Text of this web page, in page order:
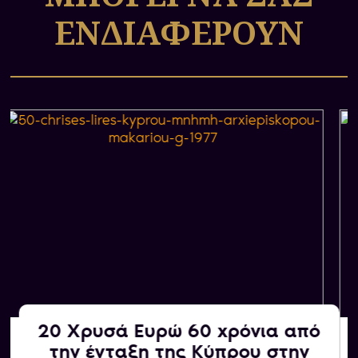
ΕΝΔΙΑΦΕΡΟΥΝ
Αγοράζουμε εμείς
20 Χρυσά Ευρώ 60 χρόνια από
την ένταξη της Κύπρου στην